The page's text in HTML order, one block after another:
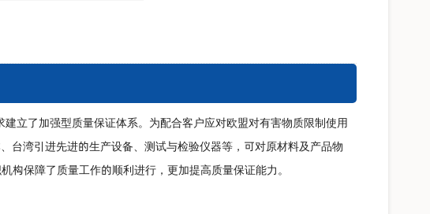
立了加强型质量保证体系。为配合客户应对欧盟对有害物质限制使用
台湾引进先进的生产设备、测试与检验仪器等，可对原材料及产品物
保障了质量工作的顺利进行，更加提高质量保证能力。